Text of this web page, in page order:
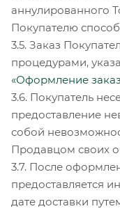
аннулированного
Покупателю
3.5. Заказ
процедурами,
«Оформление
3.6. Покупатель
предоставление
собой
Продавцом своих
3.7. После
предоставляется
дате доставки